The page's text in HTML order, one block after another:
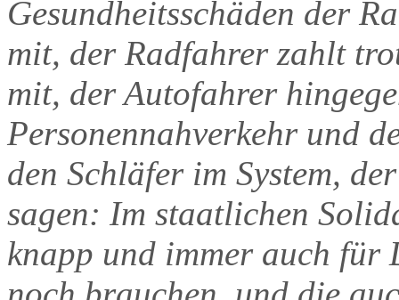
Gesundheitsschäden der
mit, der Radfahrer zahlt
mit, der Autofahrer
Personennahverkehr und
den Schläfer im System,
sagen: Im staatlichen
knapp und immer auch